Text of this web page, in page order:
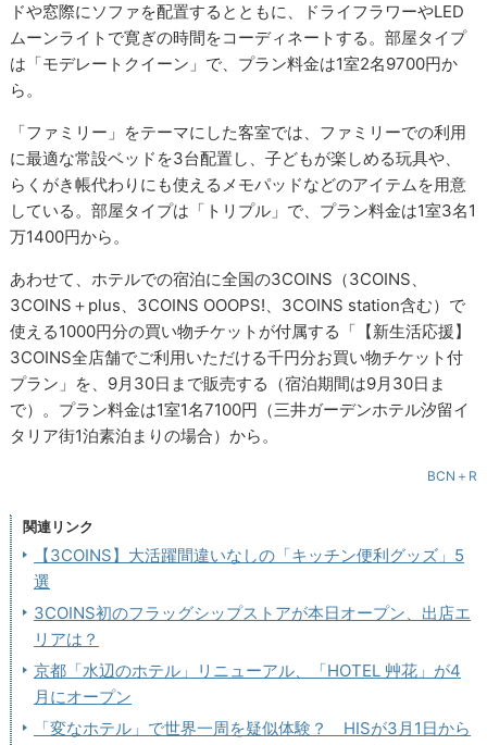
ドや窓際にソファを配置するとともに、ドライフラワーやLED
ムーンライトで寛ぎの時間をコーディネートする。部屋タイプ
は「モデレートクイーン」で、プラン料金は1室2名9700円か
ら。
「ファミリー」をテーマにした客室では、ファミリーでの利用
に最適な常設ベッドを3台配置し、子どもが楽しめる玩具や、
らくがき帳代わりにも使えるメモパッドなどのアイテムを用意
している。部屋タイプは「トリプル」で、プラン料金は1室3名1
万1400円から。
あわせて、ホテルでの宿泊に全国の3COINS（3COINS、
3COINS＋plus、3COINS OOOPS!、3COINS station含む）で
使える1000円分の買い物チケットが付属する「【新生活応援】
3COINS全店舗でご利用いただける千円分お買い物チケット付
プラン」を、9月30日まで販売する（宿泊期間は9月30日ま
で）。プラン料金は1室1名7100円（三井ガーデンホテル汐留イ
タリア街1泊素泊まりの場合）から。
BCN＋R
関連リンク
【3COINS】大活躍間違いなしの「キッチン便利グッズ」5
選
3COINS初のフラッグシップストアが本日オープン、出店エ
リアは？
京都「水辺のホテル」リニューアル、「HOTEL 艸花」が4
月にオープン
「変なホテル」で世界一周を疑似体験？ HISが3月1日から